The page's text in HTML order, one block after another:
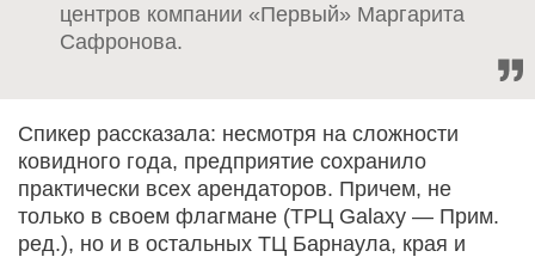
центров компании «Первый» Маргарита
Сафронова.
Спикер рассказала: несмотря на сложности
ковидного года, предприятие сохранило
практически всех арендаторов. Причем, не
только в своем флагмане (ТРЦ Galaxy — Прим.
ред.), но и в остальных ТЦ Барнаула, края и